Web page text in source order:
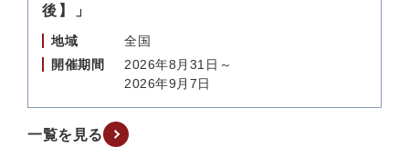
後】」
地域
全国
開催期間
2026年8月31日～
2026年9月7日
一覧を見る